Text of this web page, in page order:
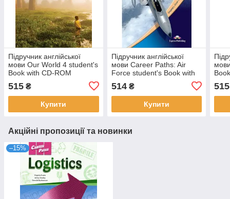
Підручник англійської
мови Our World 4 student's
Book with CD-ROM
515 ₴
Купити
Підручник англійської
мови Career Paths: Air
Force student's Book with
514₴
Купити
515
Акційні пропозиції та новинки
–15%